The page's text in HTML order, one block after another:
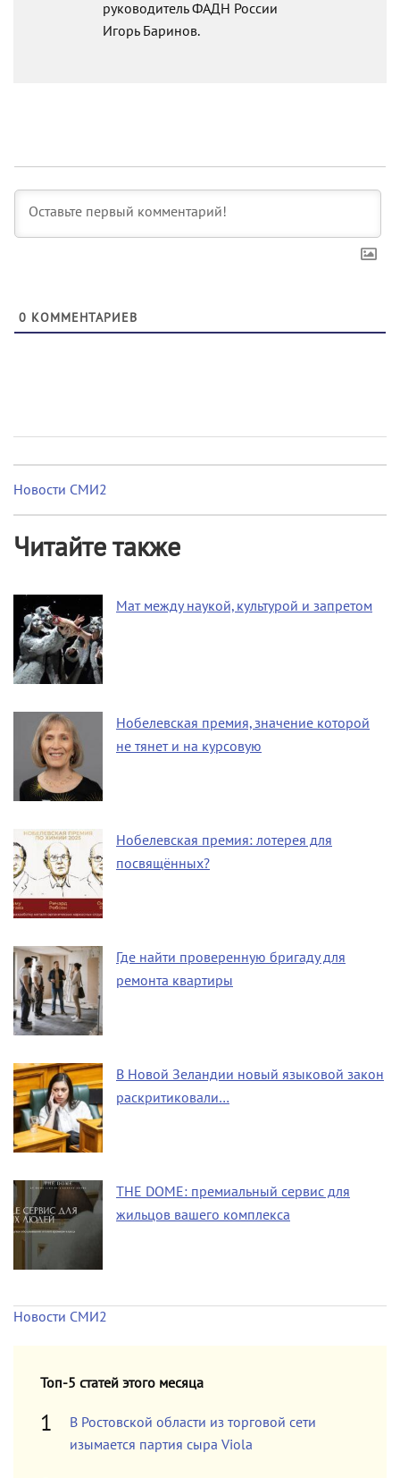
руководитель ФАДН России
Игорь Баринов.
0 КОММЕНТАРИЕВ
Новости СМИ2
Читайте также
Мат между наукой, культурой и запретом
Нобелевская премия, значение которой
не тянет и на курсовую
Нобелевская премия: лотерея для
посвящённых?
Где найти проверенную бригаду для
ремонта квартиры
В Новой Зеландии новый языковой закон
раскритиковали…
THE DOME: премиальный сервис для
жильцов вашего комплекса
Новости СМИ2
Топ-5 статей этого месяца
В Ростовской области из торговой сети
изымается партия сыра Viola